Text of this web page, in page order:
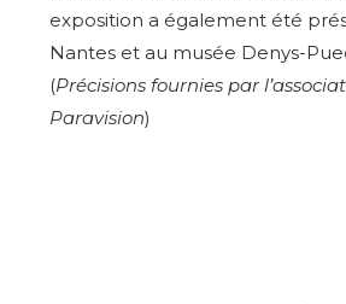
exposition a également été
Nantes et au musée Denys-
(Précisions fournies par
Paravision)